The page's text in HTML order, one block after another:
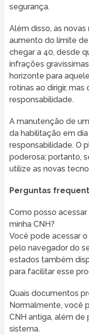
segurança.
Além disso, as
aumento do limite
chegar a 40, desde
infrações
horizonte para
rotinas ao dirigir,
responsabilidade.
A manutenção de
da habilitação em
responsabilidade. O
poderosa; portanto,
utilize as novas
Perguntas
Como posso
minha CNH?
Você pode acessar
pelo navegador do
estados também
para facilitar esse
Quais documentos
Normalmente, você
CNH antiga, além de
sistema.